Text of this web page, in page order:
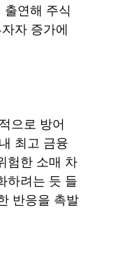
출연해 주식
자 증가에
으로 방어
최고 금융
험한 소매 차
하려는 듯 들
반응을 촉발